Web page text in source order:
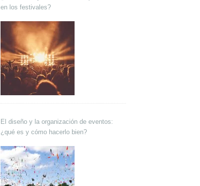
en los festivales?
El diseño y la organización de eventos:
¿qué es y cómo hacerlo bien?